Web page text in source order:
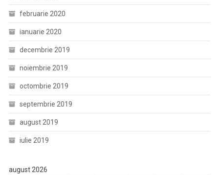
februarie 2020
ianuarie 2020
decembrie 2019
noiembrie 2019
octombrie 2019
septembrie 2019
august 2019
iulie 2019
august 2026